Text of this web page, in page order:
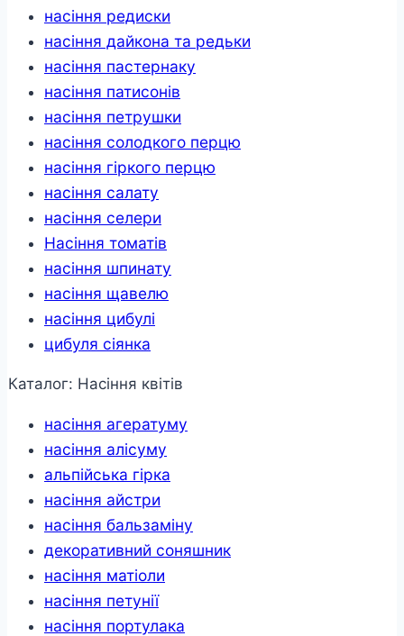
насіння редиски
насіння дайкона та редьки
насіння пастернаку
насіння патисонів
насіння петрушки
насіння солодкого перцю
насіння гіркого перцю
насіння салату
насіння селери
Насіння томатів
насіння шпинату
насіння щавелю
насіння цибулі
цибуля сіянка
Каталог: Насіння квітів
насіння агератуму
насіння алісуму
альпійська гірка
насіння айстри
насіння бальзаміну
декоративний соняшник
насіння матіоли
насіння петунії
насіння портулака